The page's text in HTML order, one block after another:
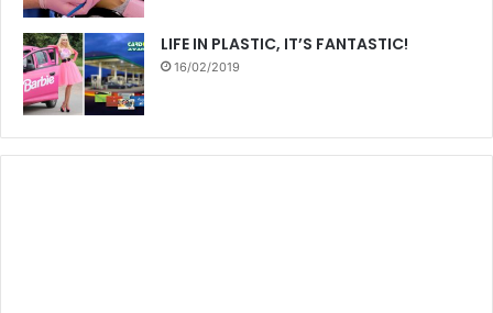
LIFE IN PLASTIC, IT’S FANTASTIC!
16/02/2019